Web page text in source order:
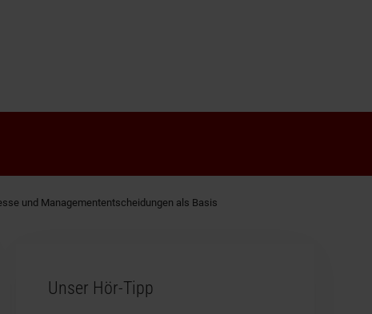
und Managemententscheidungen als Basis
Unser Hör-Tipp